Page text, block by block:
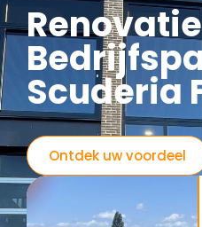
Renovatie
Scuderia
Ontdek uw voordeel